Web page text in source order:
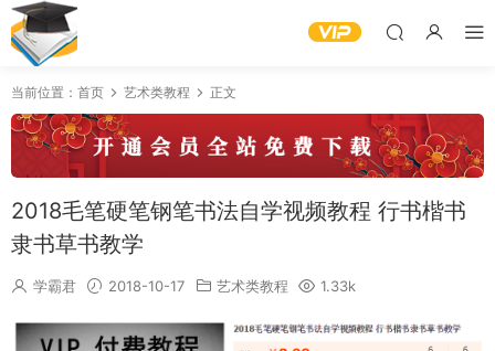
当前位置： 首页 艺术类教程 正文
2018毛笔硬笔钢笔书法自学视频教程 行书楷书
隶书草书教学
学霸君 2018-10-17 艺术类教程 1.33k